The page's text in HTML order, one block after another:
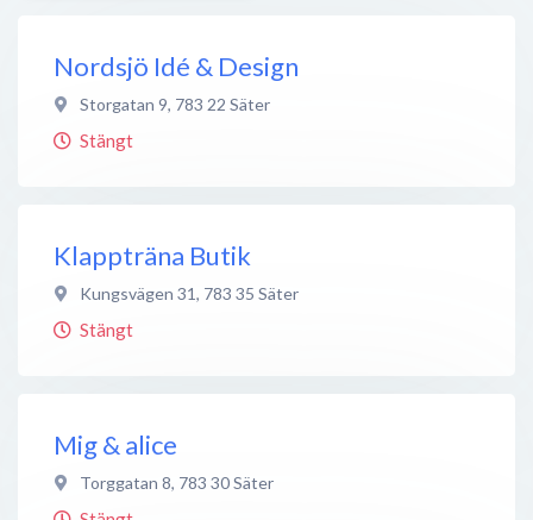
Nordsjö Idé & Design
Storgatan 9, 783 22 Säter
Stängt
Klappträna Butik
Kungsvägen 31, 783 35 Säter
Stängt
Mig & alice
Torggatan 8, 783 30Säter